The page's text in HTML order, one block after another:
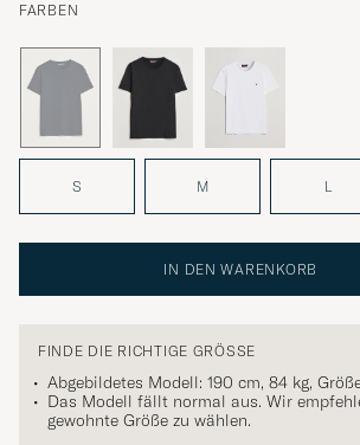
FARBEN
S M L
IN DEN WARENKORB
FINDE DIE RICHTIGE GRÖSSE
Abgebildetes Modell: 190 cm, 84 kg,
Das Modell fällt normal aus. Wir
gewohnte Größe zu wählen.